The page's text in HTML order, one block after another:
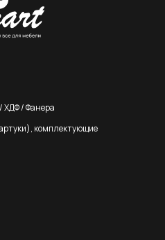
/ Фанера
комплектующие